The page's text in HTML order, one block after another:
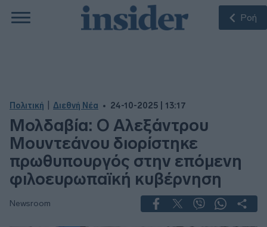
Ροή
Πολιτική Διεθνή Νέα 24-10-2025 | 13:17
Μολδαβία: Ο Αλεξάντρου
Μουντεάνου διορίστηκε
πρωθυπουργός στην επόμενη
φιλοευρωπαϊκή κυβέρνηση
Newsroom